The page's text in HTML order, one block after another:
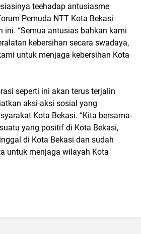
teehadap antusiasme
Pemuda NTT Kota Bekasi
ini. “Semua antusias bahkan kami
kebersihan secara swadaya,
untuk menjaga kebersihan Kota
seperti ini akan terus terjalin
aksi-aksi sosial yang
Kota Bekasi. “Kita bersama-
yang positif di Kota Bekasi,
di Kota Bekasi dan sudah
untuk menjaga wilayah Kota